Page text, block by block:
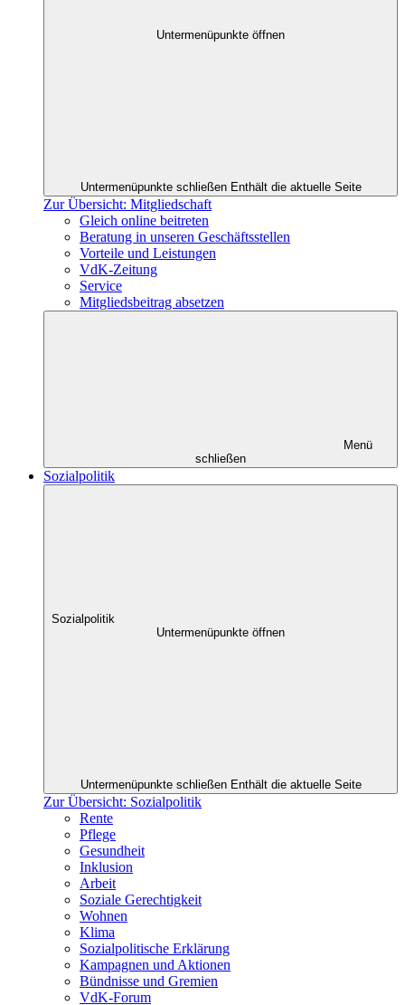
Untermenüpunkte öffnen
Untermenüpunkte schließen Enthält die aktuelle Seite
Zur Übersicht: Mitgliedschaft
Gleich online beitreten
Beratung in unseren Geschäftsstellen
Vorteile und Leistungen
VdK-Zeitung
Service
Mitgliedsbeitrag absetzen
Menü
schließen
Sozialpolitik
Sozialpolitik
Untermenüpunkte öffnen
Untermenüpunkte schließen Enthält die aktuelle Seite
Zur Übersicht: Sozialpolitik
Rente
Pflege
Gesundheit
Inklusion
Arbeit
Soziale Gerechtigkeit
Wohnen
Klima
Sozialpolitische Erklärung
Kampagnen und Aktionen
Bündnisse und Gremien
VdK-Forum